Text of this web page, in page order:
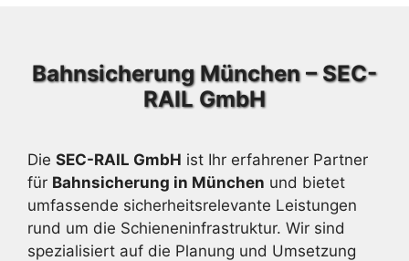
Bahnsicherung München – SEC-
RAIL GmbH
Die SEC-RAIL GmbH ist Ihr erfahrener Partner
für Bahnsicherung in München und bietet
umfassende sicherheitsrelevante Leistungen
rund um die Schieneninfrastruktur. Wir sind
spezialisiert auf die Planung und Umsetzung